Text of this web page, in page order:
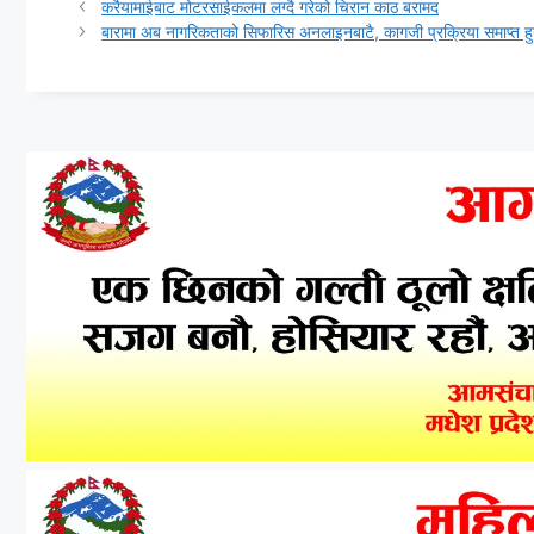
करैयामाईबाट मोटरसाईकलमा लग्दै गरेको चिरान काठ बरामद
बारामा अब नागरिकताको सिफारिस अनलाइनबाटै, कागजी प्रक्रिया समाप्त